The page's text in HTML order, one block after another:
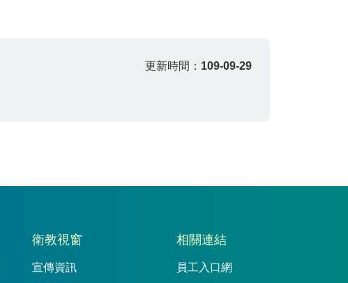
更新時間： 109-09-29
衛教視窗
宣傳資訊
相關連結
員工入口網